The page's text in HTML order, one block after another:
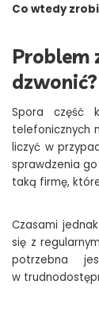
Co wtedy
Problem
dzwonić?
Spora część
telefonicznych
liczyć w
sprawdzenia
taką firmę,
Czasami
się z
potrzebna
w